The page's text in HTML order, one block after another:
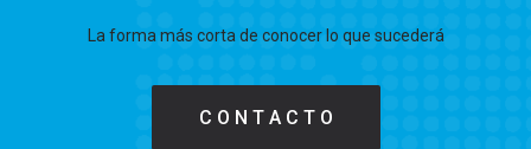
La forma más corta de conocer lo que sucederá
C O N T A C T O